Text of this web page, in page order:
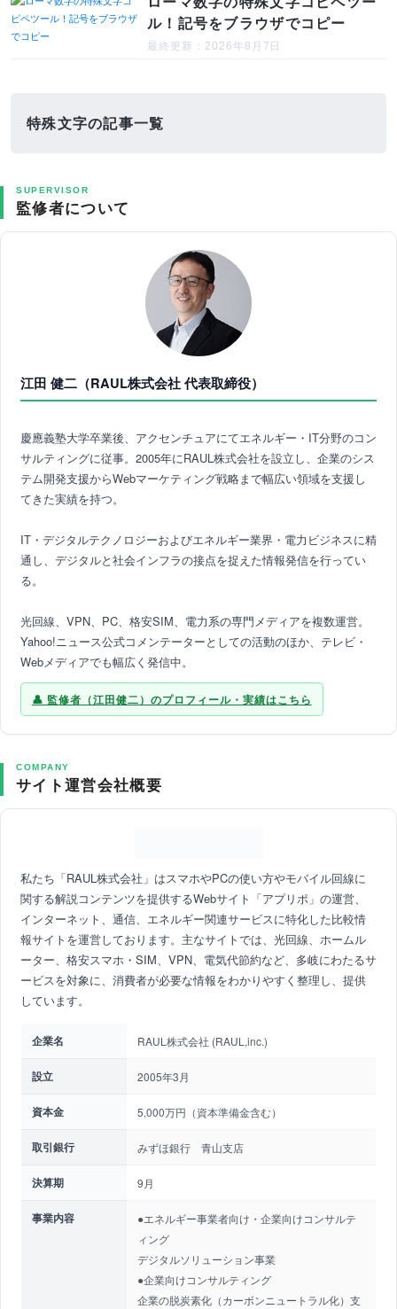
ル！記号をブラウザでコピー
最終更新：2026年8月7日
特殊文字の記事一覧
SUPERVISOR
監修者について
江田 健二（RAUL株式会社 代表取締役）
慶應義塾大学卒業後、アクセンチュアにてエネルギー・IT分野のコン
サルティングに従事。2005年にRAUL株式会社を設立し、企業のシス
テム開発支援からWebマーケティング戦略まで幅広い領域を支援し
てきた実績を持つ。
IT・デジタルテクノロジーおよびエネルギー業界・電力ビジネスに精
通し、デジタルと社会インフラの接点を捉えた情報発信を行ってい
る。
光回線、VPN、PC、格安SIM、電力系の専門メディアを複数運営。
Yahoo!ニュース公式コメンテーターとしての活動のほか、テレビ・
Webメディアでも幅広く発信中。
監修者（江田健二）のプロフィール・実績はこちら
COMPANY
サイト運営会社概要
私たち「RAUL株式会社」はスマホやPCの使い方やモバイル回線に
関する解説コンテンツを提供するWebサイト「アプリポ」の運営、
インターネット、通信、エネルギー関連サービスに特化した比較情
報サイトを運営しております。主なサイトでは、光回線、ホームル
ーター、格安スマホ・SIM、VPN、電気代節約など、多岐にわたるサ
ービスを対象に、消費者が必要な情報をわかりやすく整理し、提供
しています。
企業名 RAUL株式会社 (RAUL,inc.)
設立 2005年3月
資本金 5,000万円（資本準備金含む）
取引銀行 みずほ銀行 青山支店
決算期 9月
事業内容
●エネルギー事業者向け・企業向けコンサルテ
ィング
デジタルソリューション事業
●企業向けコンサルティング
企業の脱炭素化（カーボンニュートラル化）支